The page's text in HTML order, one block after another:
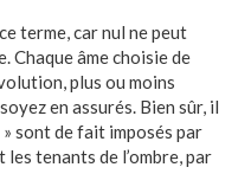
terme, car nul ne peut
Chaque âme choisie de
plus ou moins
en assurés. Bien sûr, il
sont de fait imposés par
tenants de l’ombre, par